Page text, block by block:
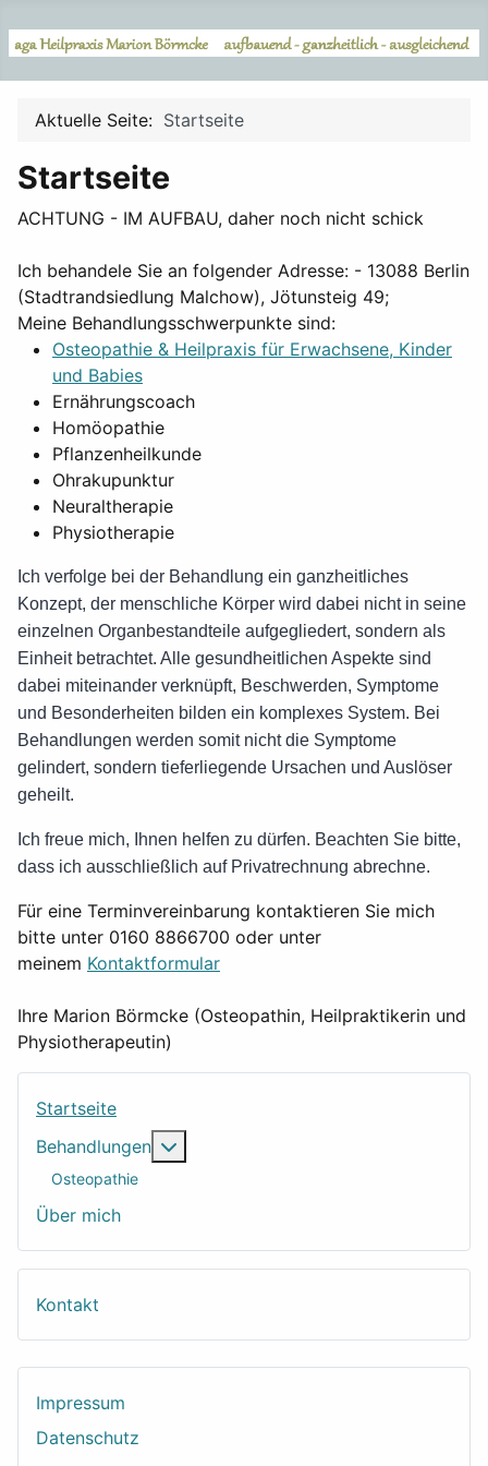
Aktuelle Seite: Startseite
Startseite
ACHTUNG - IM AUFBAU, daher noch nicht schick
Ich behandele Sie an folgender Adresse: - 13088 Berlin
(Stadtrandsiedlung Malchow), Jötunsteig 49;
Meine Behandlungsschwerpunkte sind:
Osteopathie & Heilpraxis für Erwachsene, Kinder
und Babies
Ernährungscoach
Homöopathie
Pflanzenheilkunde
Ohrakupunktur
Neuraltherapie
Physiotherapie
Ich verfolge bei der Behandlung ein ganzheitliches
Konzept, der menschliche Körper wird dabei nicht in seine
einzelnen Organbestandteile aufgegliedert, sondern als
Einheit betrachtet. Alle gesundheitlichen Aspekte sind
dabei miteinander verknüpft, Beschwerden, Symptome
und Besonderheiten bilden ein komplexes System. Bei
Behandlungen werden somit nicht die Symptome
gelindert, sondern tieferliegende Ursachen und Auslöser
geheilt.
Ich freue mich, Ihnen helfen zu dürfen. Beachten Sie bitte,
dass ich ausschließlich auf Privatrechnung abrechne.
Für eine Terminvereinbarung kontaktieren Sie mich
bitte unter 0160 8866700 oder unter
meinem Kontaktformular
Ihre Marion Börmcke (Osteopathin, Heilpraktikerin und
Physiotherapeutin)
Startseite
Behandlungen
Osteopathie
Über mich
Kontakt
Impressum
Datenschutz